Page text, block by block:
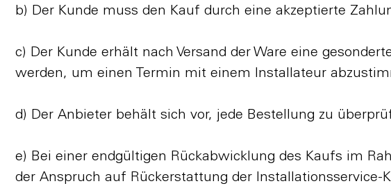
b) Der Kunde muss den Kauf durch eine akzeptierte
c) Der Kunde erhält nach Versand der Ware eine
werden, um einen Termin mit einem Installateur
d) Der Anbieter behält sich vor, jede Bestellung zu
e) Bei einer endgültigen Rückabwicklung des Kaufs im
der Anspruch auf Rückerstattung der